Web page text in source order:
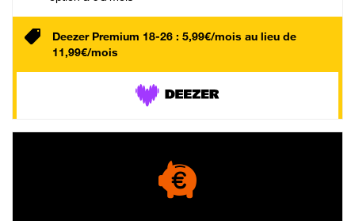
Deezer Premium 18-26 : 5,99€/mois au lieu de
11,99€/mois